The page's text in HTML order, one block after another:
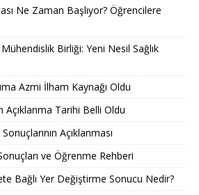
Ne Zaman Başlıyor? Öğrencilere
Birliği: Yeni Nesil Sağlık
Azmi İlham Kaynağı Oldu
Açıklanma Tarihi Belli Oldu
Açıklanması
ve Öğrenme Rehberi
Bağlı Yer Değiştirme Sonucu Nedir?